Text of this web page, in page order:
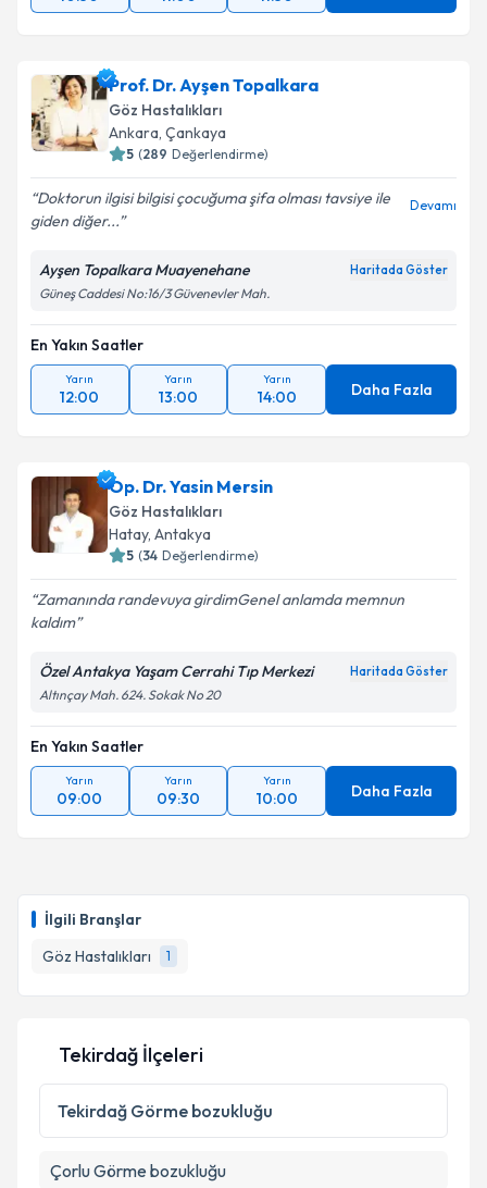
İlgili Branşlar
Göz Hastalıkları
1
Prof. Dr. Ayşen Topalkara
Göz Hastalıkları
Ankara, Çankaya
5 (289 Değerlendirme)
Doktorun ilgisi bilgisi çocuğuma şifa olması tavsiye ile
giden diğer...
Devamı
Ayşen Topalkara Muayenehane Haritada Göster
Güneş Caddesi No:16/3 Güvenevler Mah.
En Yakın Saatler
Yarın
12:00
Yarın
13:00
Yarın
14:00 Daha Fazla
Op. Dr. Yasin Mersin
Göz Hastalıkları
Hatay, Antakya
5 (34 Değerlendirme)
Zamanında randevuya girdimGenel anlamda memnun
kaldım
Özel Antakya Yaşam Cerrahi Tıp Merkezi Haritada Göster
Altınçay Mah. 624. Sokak No 20
En Yakın Saatler
Yarın
09:00
Yarın
09:30
Yarın
10:00 Daha Fazla
Tekirdağ İlçeleri
Tekirdağ Görme bozukluğu
ÇorluGörme bozukluğu